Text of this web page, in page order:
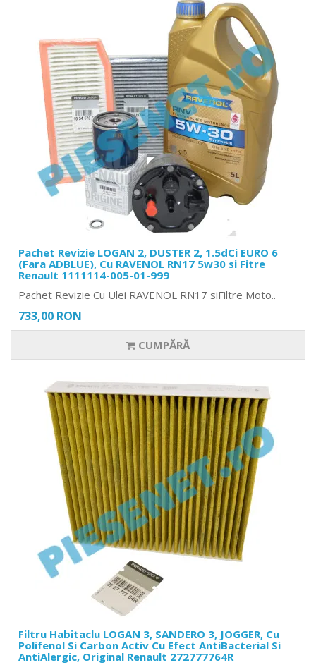
Pachet Revizie LOGAN 2, DUSTER 2, 1.5dCi EURO 6
(Fara ADBLUE), Cu RAVENOL RN17 5w30 si Fitre
Renault 1111114-005-01-999
Pachet Revizie Cu Ulei RAVENOL RN17 siFiltre Moto..
733,00 RON
CUMPĂRĂ
Filtru Habitaclu LOGAN 3, SANDERO 3, JOGGER, Cu
Polifenol Si Carbon Activ Cu Efect AntiBacterial Si
AntiAlergic, Original Renault 272777764R